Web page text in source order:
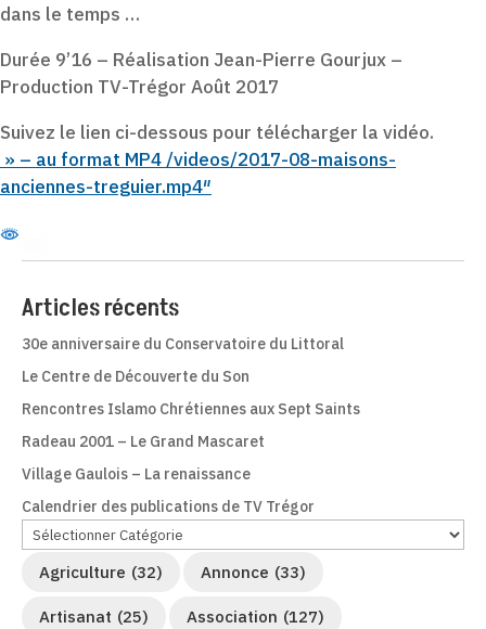
dans le temps …
Durée 9’16 – Réalisation Jean-Pierre Gourjux –
Production TV-Trégor Août 2017
Suivez le lien ci-dessous pour télécharger la vidéo.
» – au format MP4 /videos/2017-08-maisons-
anciennes-treguier.mp4″
Articles récents
30e anniversaire du Conservatoire du Littoral
Le Centre de Découverte du Son
Rencontres Islamo Chrétiennes aux Sept Saints
Radeau 2001 – Le Grand Mascaret
Village Gaulois – La renaissance
Calendrier des publications de TV Trégor
Agriculture (32) Annonce (33)
Artisanat (25) Association (127)